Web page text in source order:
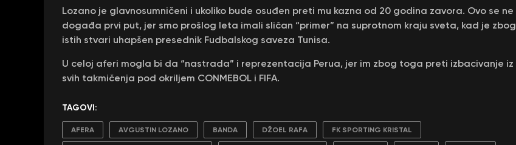
Lozano je glavnosumničeni i ukoliko bude osuđen preti mu kazna od 20 godina zavora. Ovo se ne
događa prvi put, jer smo prošlog leta imali sličan “primer” na suprotnom kraju sveta, kad je zbog
istih stvari uhapšen presednik Fudbalskog saveza Tunisa.
U celoj aferi mogla bi da “nastrada” i reprezentacija Perua, jer im zbog toga preti izbacivanje iz
svih takmičenja pod okriljem CONMEBOL i FIFA.
TAGOVI:
AFERA AVGUSTIN LOZANO BANDA DŽOEL RAFA FK SPORTING KRISTAL